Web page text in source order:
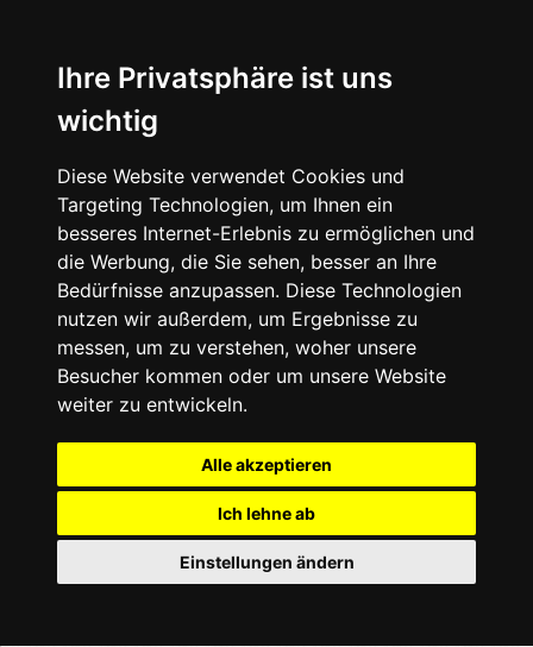
Ihre Privatsphäre ist uns
wichtig
Diese Website verwendet Cookies und
Targeting Technologien, um Ihnen ein
besseres Internet-Erlebnis zu ermöglichen und
die Werbung, die Sie sehen, besser an Ihre
Bedürfnisse anzupassen. Diese Technologien
nutzen wir außerdem, um Ergebnisse zu
messen, um zu verstehen, woher unsere
Besucher kommen oder um unsere Website
weiter zu entwickeln.
Alle akzeptieren
Ich lehne ab
Einstellungen ändern